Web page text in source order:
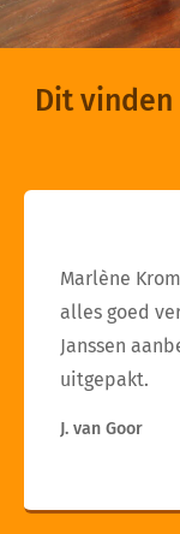
Dit
Marlène
alles goed
Janssen
uitgepakt.
J. van Goor